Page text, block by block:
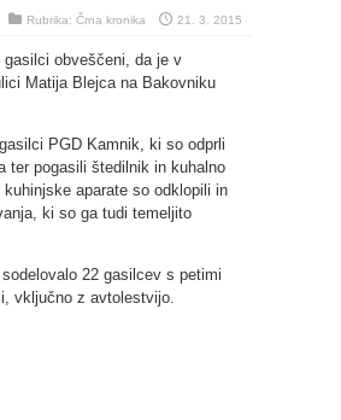
Rubrika: Črna kronika 21. 3. 2015
gasilci obveščeni, da je v
Matija Blejca na Bakovniku
PGD Kamnik, ki so odprli
ter pogasili štedilnik in kuhalno
aparate so odklopili in
ki so ga tudi temeljito
22 gasilcev s petimi
vključno z avtolestvijo.